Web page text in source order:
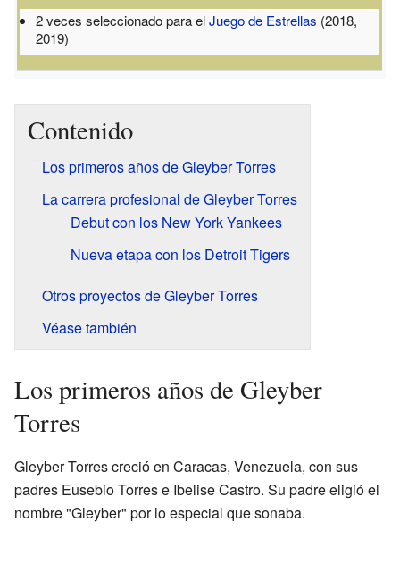
2 veces seleccionado para elJuego de Estrellas (2018,
2019)
Contenido
Los primeros años de Gleyber Torres
La carrera profesional de Gleyber Torres
Debut con los New York Yankees
Nueva etapa con los Detroit Tigers
Otros proyectos de Gleyber Torres
Véase también
Los primeros años de Gleyber
Torres
Gleyber Torres creció en Caracas, Venezuela, con sus
padres Eusebio Torres e Ibelise Castro. Su padre eligió el
nombre "Gleyber" por lo especial que sonaba.